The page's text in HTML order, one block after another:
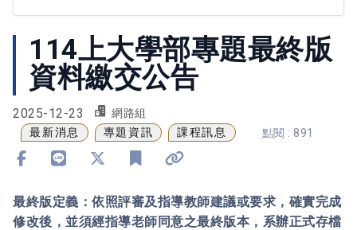
114上大學部專題最終版
資料繳交公告
2025-12-23 網路組
最新消息 專題資訊 課程訊息 點閱 : 891
最終版定義：依照評審及指導教師建議或要求，確實完成
修改後，並須經指導老師同意之最終版本，系辦正式存檔